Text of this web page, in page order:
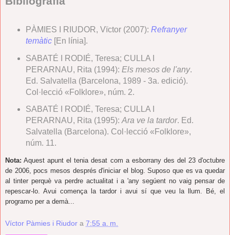
PÀMIES I RIUDOR, Vïctor (2007): Refranyer
temàtic[En línia].
SABATÉ I RODIÉ, Teresa; CULLA I
PERARNAU, Rita (1994): Els mesos de l'any.
Ed. Salvatella (Barcelona, 1989 - 3a. edició).
Col·lecció «Folklore», núm. 2.
SABATÉ I RODIÉ, Teresa; CULLA I
PERARNAU, Rita (1995):Ara ve la tardor. Ed.
Salvatella (Barcelona). Col·lecció «Folklore»,
núm. 11.
Nota: Aquest apunt el tenia desat com a esborrany des del 23 d'octubre
de 2006, pocs mesos després d'iniciar el blog. Suposo que es va quedar
al tinter perquè va perdre actualitat i a 'any segúent no vaig pensar de
repescar-lo. Avui comença la tardor i avui sí que veu la llum. Bé, el
programo per a demà...
Víctor Pàmies i Riudor a 7:55 a. m.